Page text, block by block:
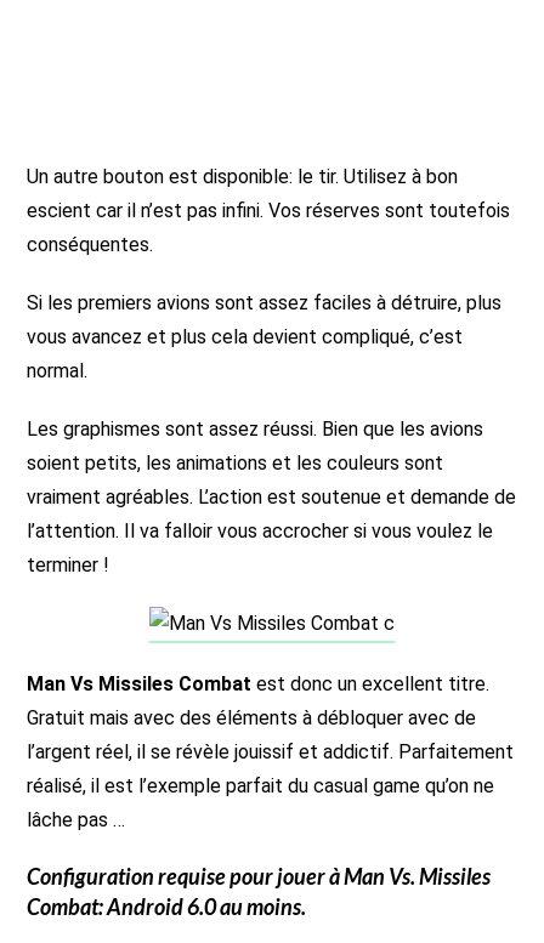
Un autre bouton est disponible: le tir. Utilisez à bon
escient car il n’est pas infini. Vos réserves sont toutefois
conséquentes.
Si les premiers avions sont assez faciles à détruire, plus
vous avancez et plus cela devient compliqué, c’est
normal.
Les graphismes sont assez réussi. Bien que les avions
soient petits, les animations et les couleurs sont
vraiment agréables. L’action est soutenue et demande de
l’attention. Il va falloir vous accrocher si vous voulez le
terminer !
Man Vs Missiles Combat est donc un excellent titre.
Gratuit mais avec des éléments à débloquer avec de
l’argent réel, il se révèle jouissif et addictif. Parfaitement
réalisé, il est l’exemple parfait du casual game qu’on ne
lâche pas …
Configuration requise pour jouer àMan Vs. Missiles
Combat: Android 6.0 au moins.